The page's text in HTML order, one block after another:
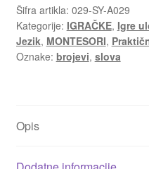
crtanje
i
pisanje
količina
Šifra artikla: 029-SY-A029
Kategorije: IGRAČKE, Igre
Jezik, MONTESORI,
Oznake: brojevi, slova
Opis